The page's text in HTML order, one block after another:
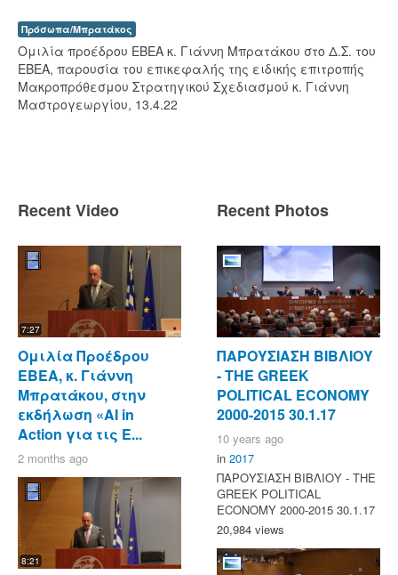
Πρόσωπα/Μπρατάκος
Ομιλία προέδρου ΕΒΕΑ κ. Γιάννη Μπρατάκου στο Δ.Σ. του
ΕΒΕΑ, παρουσία του επικεφαλής της ειδικής επιτροπής
Μακροπρόθεσμου Στρατηγικού Σχεδιασμού κ. Γιάννη
Μαστρογεωργίου, 13.4.22
Recent Video
7:27
Ομιλία Προέδρου
ΕΒΕΑ, κ. Γιάννη
Μπρατάκου, στην
εκδήλωση «AI in
Action για τις Ε...
2 months ago
8:21
Recent Photos
ΠΑΡΟΥΣΙΑΣΗ ΒΙΒΛΙΟΥ
- ΤΗΕ GREEK
POLITICAL ECONOMY
2000-2015 30.1.17
10 years ago
in 2017
ΠΑΡΟΥΣΙΑΣΗ ΒΙΒΛΙΟΥ - ΤΗΕ
GREEK POLITICAL
ECONOMY 2000-2015 30.1.17
20,984 views